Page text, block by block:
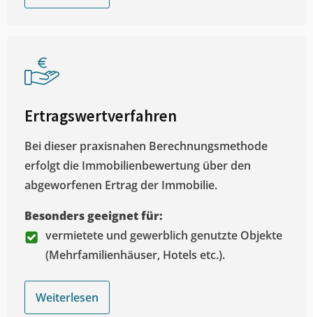
Ertragswertverfahren
Bei dieser praxisnahen Berechnungsmethode
erfolgt die Immobilienbewertung über den
abgeworfenen Ertrag der Immobilie.
Besonders geeignet für:
vermietete und gewerblich genutzte Objekte
(Mehrfamilienhäuser, Hotels etc.).
Weiterlesen